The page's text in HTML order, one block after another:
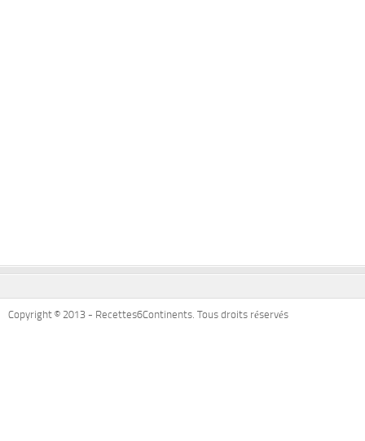
Copyright © 2013 - Recettes6Continents. Tous droits réservés